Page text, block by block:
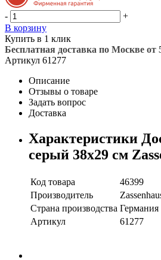
-
+
В корзину
Купить в 1 клик
Бесплатная доставка по Москве от
Артикул 61277
Описание
Отзывы о товаре
Задать вопрос
Доставка
Характеристики
серый 38х29 см
Код товара
46399
Производитель
Страна производства Германия
Артикул
61277